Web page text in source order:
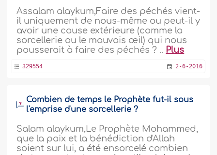
Assalam alaykum,Faire des péchés vient-
il uniquement de nous-même ou peut-il y
avoir une cause extérieure (comme la
sorcellerie ou le mauvais œil) qui nous
pousserait à faire des péchés ? .. Plus
329554 2-6-2016
Combien de temps le Prophète fut-il sous
l'emprise d'une sorcellerie ?
Salam alaykum,Le Prophète Mohammed,
que la paix et la bénédiction d'Allah
soient sur lui, a été ensorcelé combien